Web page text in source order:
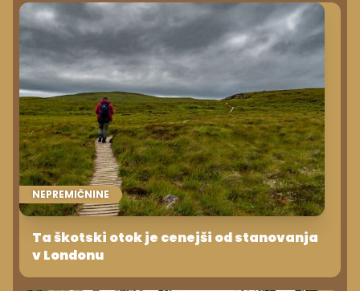
NEPREMIČNINE
Ta škotski otok je cenejši od stanovanja
v Londonu